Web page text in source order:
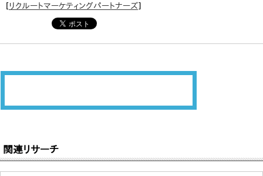
[リクルートマーケティングパートナーズ]
関連リサーチ